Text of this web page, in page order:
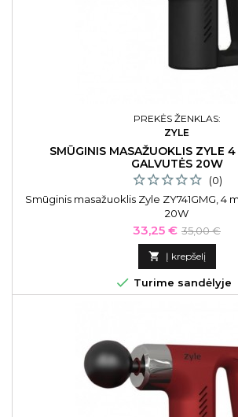
PREKĖS ŽENKLAS:
ZYLE
SMŪGINIS MASAŽUOKLIS ZYLE
GALVUTĖS 20W
(0)
Smūginis masažuoklis Zyle ZY741GMG, 4
20W
Kaina
33,25 € Bazinė
kaina
35,00 €
 Į krepšelį
 Turime sandėlyje